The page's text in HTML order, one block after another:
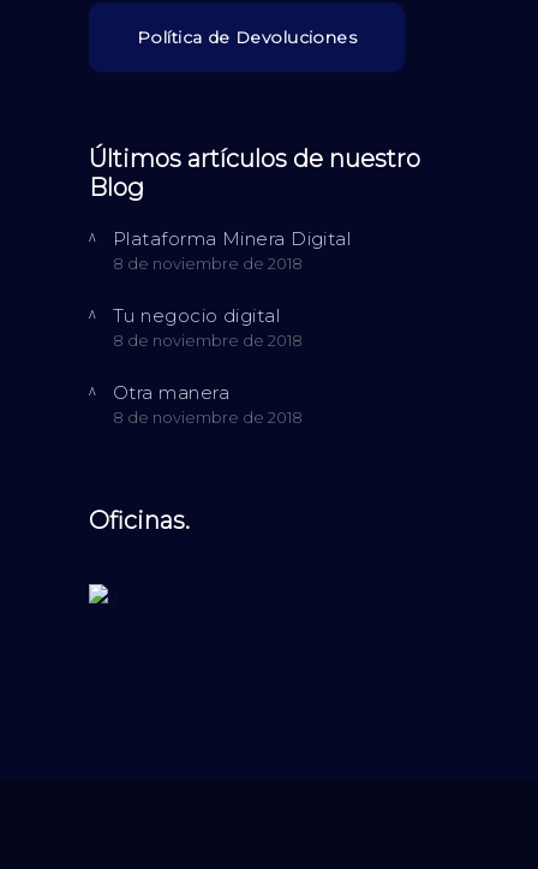
Política de Devoluciones
Últimos artículos de nuestro
Blog
Plataforma Minera Digital
8 de noviembre de 2018
Tu negocio digital
8 de noviembre de 2018
Otra manera
8 de noviembre de 2018
Oficinas.